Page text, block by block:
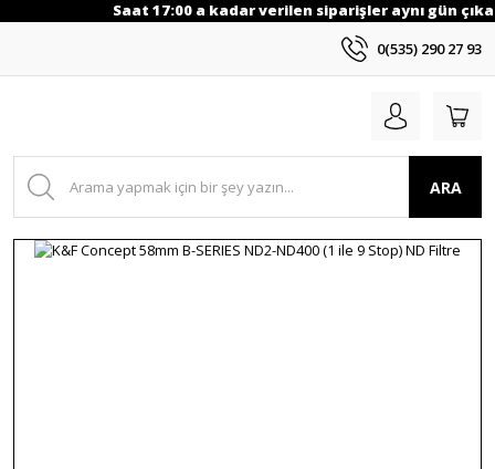
Saat 17:00 a kadar verilen siparişler aynı gün
0(535) 290 27 93
ARA